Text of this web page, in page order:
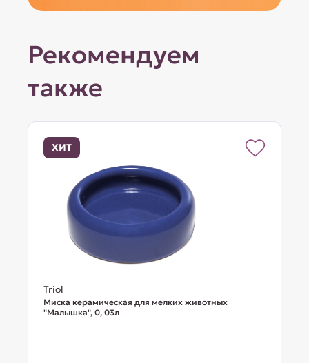
Рекомендуем
также
ХИТ
Triol
Миска керамическая для мелких животных
"Малышка", 0, 03л